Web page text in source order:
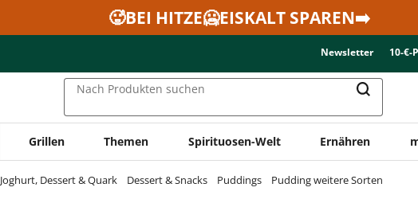
🥵BEI HITZE🥶EISKALT SPAREN➡️
Newsletter 10-€-
Nach Produkten suchen
Grillen Themen Spirituosen-Welt Ernähren
Joghurt, Dessert & Quark Dessert & Snacks Puddings Pudding weitere Sorten